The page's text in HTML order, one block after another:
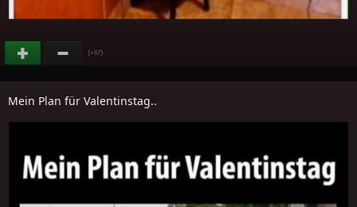
(+67)
Mein Plan für Valentinstag..